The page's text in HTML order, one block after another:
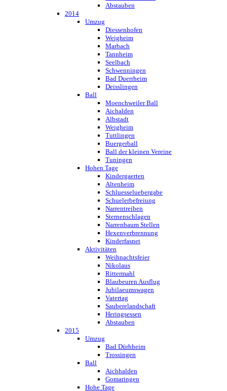
Abstauben
2014
Umzug
Diessenhofen
Weigheim
Marbach
Tannheim
Seelbach
Schwenningen
Bad Duerrheim
Deisslingen
Ball
Moenchweiler Ball
Aichalden
Albstadt
Weigheim
Tuttlingen
Buergerball
Ball der kleinen Vereine
Tuningen
Hohen Tage
Kindergaerten
Altenheim
Schluesseluebergabe
Schuelerbefreiung
Narrentreiben
Sternenschlagen
Narrenbaum Stellen
Hexenverbrennung
Kinderfasnet
Aktivitäten
Weihnachtsfeier
Nikolaus
Rittermahl
Blaubeuren Ausflug
Jubilaeumswagen
Vatertag
Sauberelandschaft
Heringsessen
Abstauben
2015
Umzug
Bad Dürhheim
Trossingen
Ball
Aichhalden
Gomaringen
Hohe Tage